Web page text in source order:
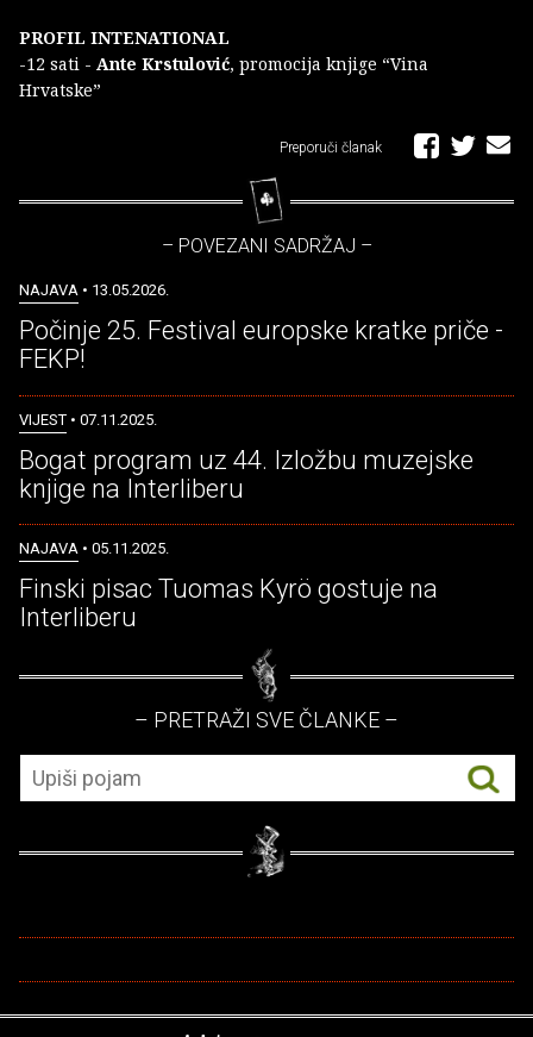
PROFIL INTENATIONAL
-12 sati - Ante Krstulović, promocija knjige “Vina
Hrvatske”
Preporuči članak
– POVEZANI SADRŽAJ –
NAJAVA • 13.05.2026.
Počinje 25. Festival europske kratke priče -
FEKP!
VIJEST • 07.11.2025.
Bogat program uz 44. Izložbu muzejske
knjige na Interliberu
NAJAVA • 05.11.2025.
Finski pisac Tuomas Kyrö gostuje na
Interliberu
– PRETRAŽI SVE ČLANKE –